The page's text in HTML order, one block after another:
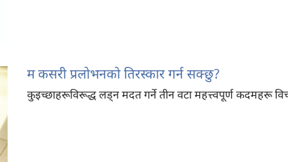
म कसरी प्रलोभनको तिरस्कार गर्न सक्छु?
कुइच्छाहरूविरूद्ध लड्‌न मदत गर्ने तीन वटा महत्त्वपूर्ण कदमहरू